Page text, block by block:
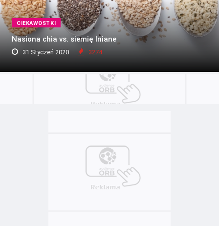
CIEKAWOSTKI
Nasiona chia vs. siemię lniane
31 Styczeń 2020 3274